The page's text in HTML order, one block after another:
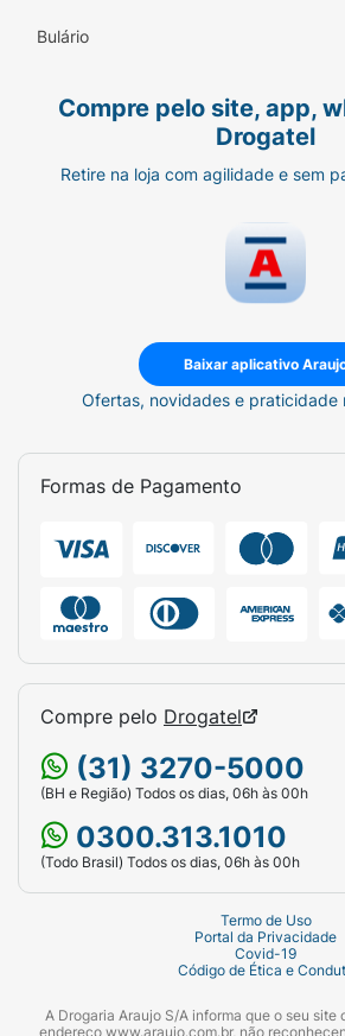
Bulário
Compre pelo site, app,
Drogatel
Retire na loja com agilidade e sem
Baixar aplicativo
Ofertas, novidades e praticidade
Formas de Pagamento
Compre pelo Drogatel
(31) 3270-5000
(BH e Região) Todos os dias, 06h às 00h
0300.313.1010
(Todo Brasil) Todos os dias, 06h às 00h
Termo de Uso
Portal da Privacidade
Covid-19
Código de Ética e
A Drogaria Araujo S/A informa que o seu
endereço www.araujo.com.br, não